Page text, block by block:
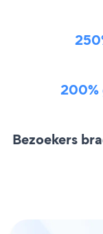
Bezoekers